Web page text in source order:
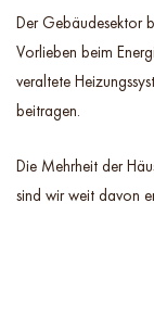
Der Gebäudesektor
Vorlieben beim
veraltete
beitragen.
Die Mehrheit der
sind wir weit davon